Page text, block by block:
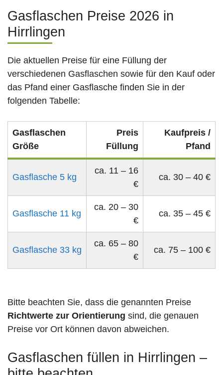
Gasflaschen Preise 2026 in
Hirrlingen
Die aktuellen Preise für eine Füllung der
verschiedenen Gasflaschen sowie für den Kauf oder
das Pfand einer Gasflasche finden Sie in der
folgenden Tabelle:
Gasflaschen
Größe
Preis
Füllung
Kaufpreis /
Pfand
Gasflasche 5 kg
ca. 11 – 16
€
ca. 30 – 40 €
Gasflasche 11 kg
ca. 20 – 30
€
ca. 35 – 45 €
Gasflasche 33 kg
ca. 65 – 80
€
ca. 75 – 100 €
Bitte beachten Sie, dass die genannten Preise
Richtwerte zur Orientierung sind, die genauen
Preise vor Ort können davon abweichen.
Gasflaschen füllen in Hirrlingen –